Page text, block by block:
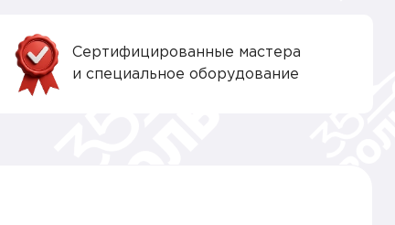
Сертифицированные мастера
и специальное оборудование